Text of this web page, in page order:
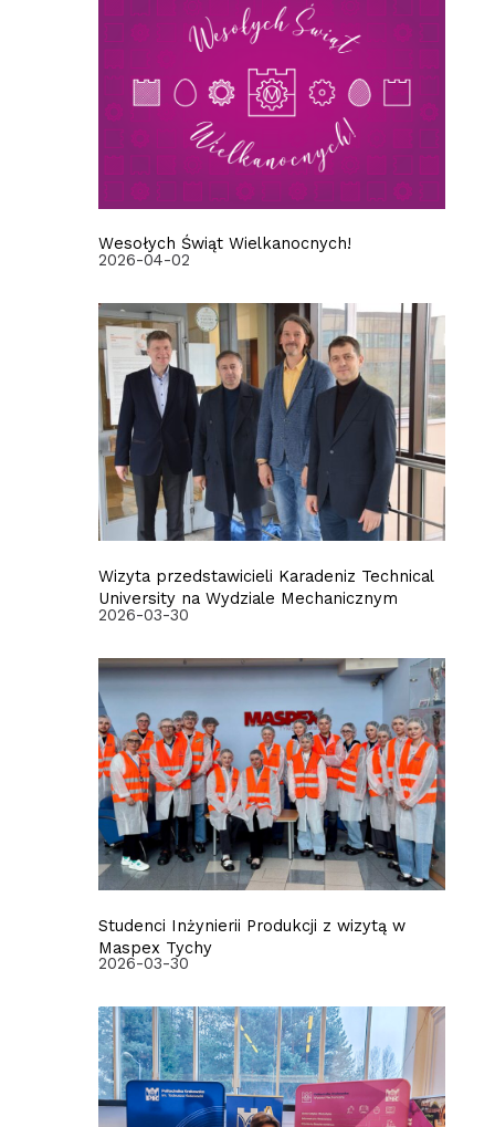
Wesołych Świąt Wielkanocnych!
2026-04-02
Wizyta przedstawicieli Karadeniz Technical
University na Wydziale Mechanicznym
2026-03-30
Studenci Inżynierii Produkcji z wizytą w
Maspex Tychy
2026-03-30